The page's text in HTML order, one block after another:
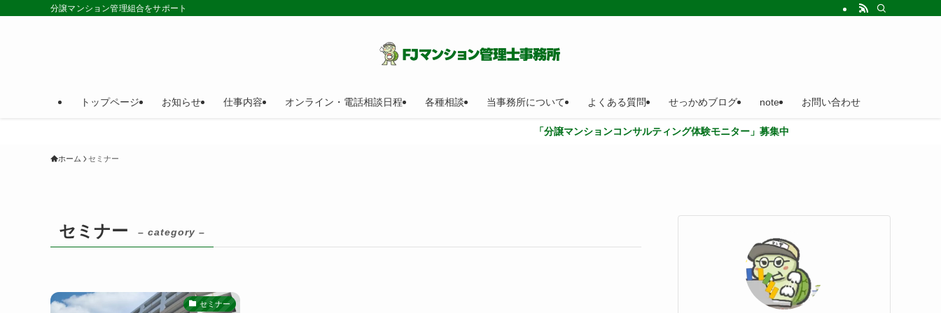
分譲マンション管理組合をサポート
トップページ お知らせ 仕事内容 オンライン・電話相談日程 各種相談 当事務所について よくある質問 せっかめブログ note お問い合わせ
「分譲マンションコンサルティング体験モニター」募集中
ホーム セミナー
セミナー – category –
セミナー